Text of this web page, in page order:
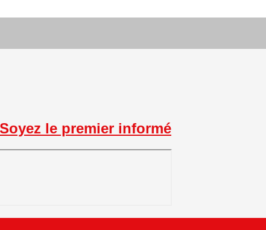
le premier informé